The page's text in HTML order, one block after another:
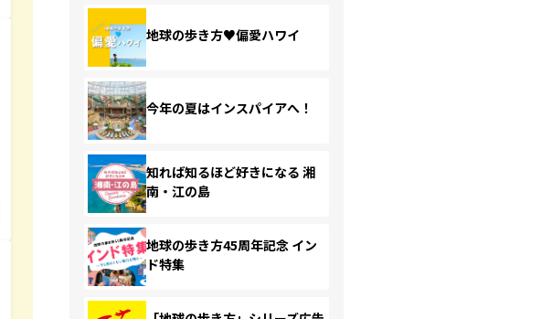
地球の歩き方♥偏愛ハワイ
今年の夏はインスパイアへ！
知れば知るほど好きになる 湘
南・江の島
地球の歩き方45周年記念 イン
ド特集